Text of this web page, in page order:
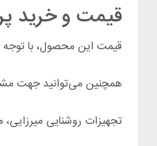
قیمت و خرید پروژکتور 50 وات
قیمت این محصول، با توجه
همچنین می‌توانید جهت
تجهیزات روشنایی